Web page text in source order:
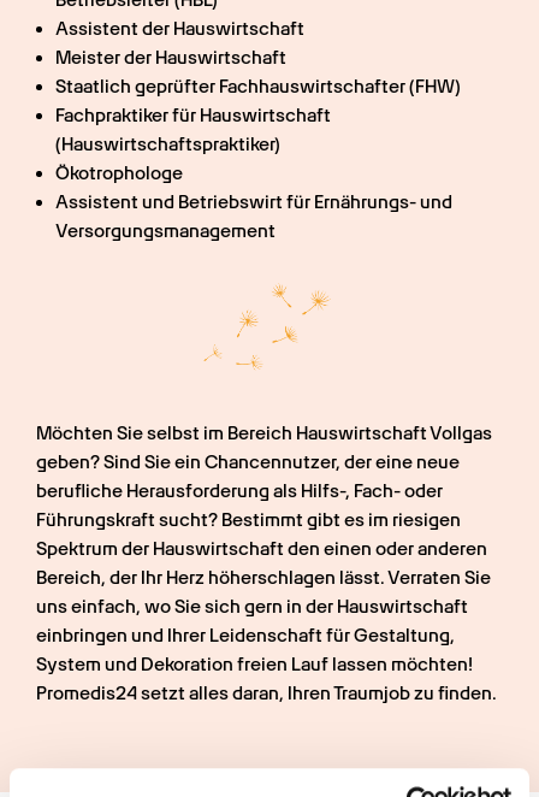
Assistent der Hauswirtschaft
Meister der Hauswirtschaft
Staatlich geprüfter Fachhauswirtschafter (FHW)
Fachpraktiker für Hauswirtschaft
(Hauswirtschaftspraktiker)
Ökotrophologe
Assistent und Betriebswirt für Ernährungs- und
Versorgungsmanagement
Möchten Sie selbst im Bereich Hauswirtschaft Vollgas
geben? Sind Sie ein Chancennutzer, der eine neue
berufliche Herausforderung als Hilfs-, Fach- oder
Führungskraft sucht? Bestimmt gibt es im riesigen
Spektrum der Hauswirtschaft den einen oder anderen
Bereich, der Ihr Herz höherschlagen lässt. Verraten Sie
uns einfach, wo Sie sich gern in der Hauswirtschaft
einbringen und Ihrer Leidenschaft für Gestaltung,
System und Dekoration freien Lauf lassen möchten!
Promedis24 setzt alles daran, Ihren Traumjob zu finden.